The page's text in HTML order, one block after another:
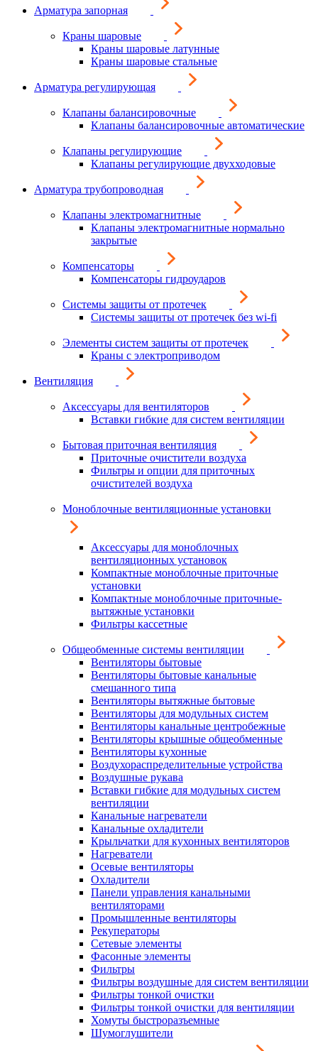
Арматура запорная
Краны шаровые
Краны шаровые латунные
Краны шаровые стальные
Арматура регулирующая
Клапаны балансировочные
Клапаны балансировочные автоматические
Клапаны регулирующие
Клапаны регулирующие двухходовые
Арматура трубопроводная
Клапаны электромагнитные
Клапаны электромагнитные нормально
закрытые
Компенсаторы
Компенсаторы гидроударов
Системы защиты от протечек
Системы защиты от протечек без wi-fi
Элементы систем защиты от протечек
Краны с электроприводом
Вентиляция
Аксессуары для вентиляторов
Вставки гибкие для систем вентиляции
Бытовая приточная вентиляция
Приточные очистители воздуха
Фильтры и опции для приточных
очистителей воздуха
Моноблочные вентиляционные установки
Аксессуары для моноблочных
вентиляционных установок
Компактные моноблочные приточные
установки
Компактные моноблочные приточные-
вытяжные установки
Фильтры кассетные
Общеобменные системы вентиляции
Вентиляторы бытовые
Вентиляторы бытовые канальные
смешанного типа
Вентиляторы вытяжные бытовые
Вентиляторы для модульных систем
Вентиляторы канальные центробежные
Вентиляторы крышные общеобменные
Вентиляторы кухонные
Воздухораспределительные устройства
Воздушные рукава
Вставки гибкие для модульных систем
вентиляции
Канальные нагреватели
Канальные охладители
Крыльчатки для кухонных вентиляторов
Нагреватели
Осевые вентиляторы
Охладители
Панели управления канальными
вентиляторами
Промышленные вентиляторы
Рекуператоры
Сетевые элементы
Фасонные элементы
Фильтры
Фильтры воздушные для систем вентиляции
Фильтры тонкой очистки
Фильтры тонкой очистки для вентиляции
Хомуты быстроразъемные
Шумоглушители